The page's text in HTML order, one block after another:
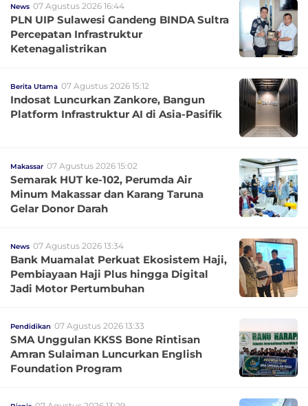
News 07 Agustus 2026 16:44
PLN UIP Sulawesi Gandeng BINDA Sultra
Percepatan Infrastruktur
Ketenagalistrikan
Berita Utama 07 Agustus 2026 15:12
Indosat Luncurkan Zankore, Bangun
Platform Infrastruktur AI di Asia-Pasifik
Makassar 07 Agustus 2026 15:02
Semarak HUT ke-102, Perumda Air
Minum Makassar dan Karang Taruna
Gelar Donor Darah
News 07 Agustus 2026 13:34
Bank Muamalat Perkuat Ekosistem Haji,
Pembiayaan Haji Plus hingga Digital
Jadi Motor Pertumbuhan
Pendidikan 07 Agustus 2026 13:33
SMA Unggulan KKSS Bone Rintisan
Amran Sulaiman Luncurkan English
Foundation Program